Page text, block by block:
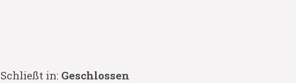
Schließt in: Geschlossen